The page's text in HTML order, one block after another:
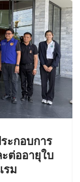
ะกอบการ
ต่ออายุใบ
รม